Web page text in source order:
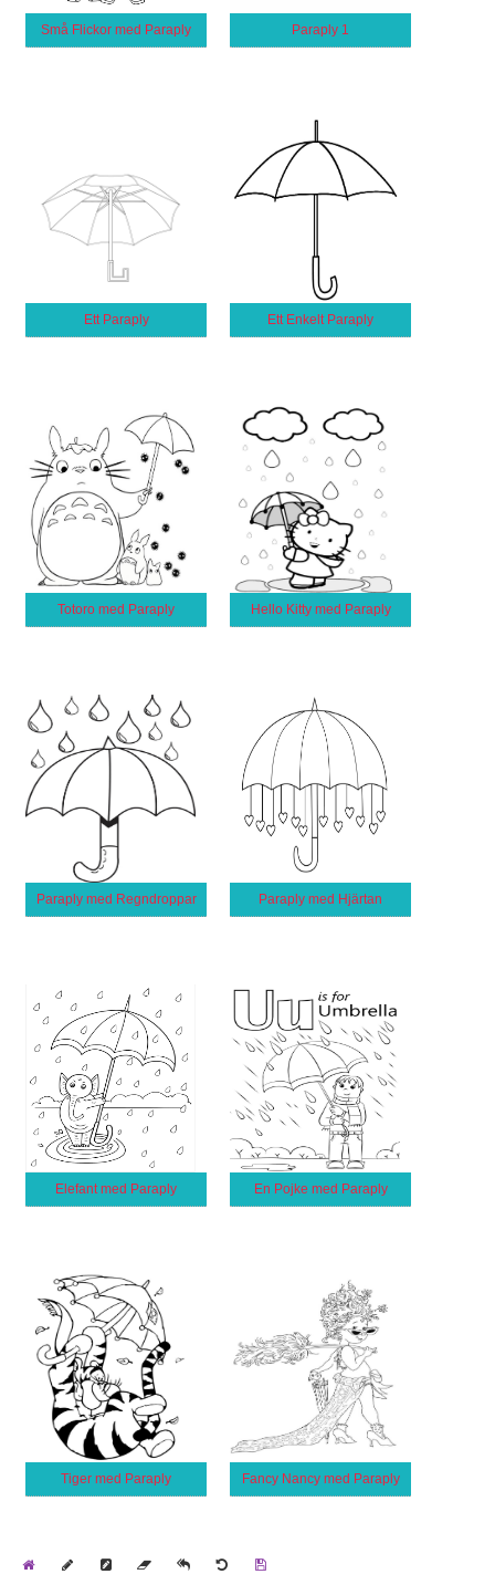
Små Flickor med Paraply Paraply 1
Ett Paraply Ett Enkelt Paraply
Totoro med Paraply Hello Kitty med Paraply
Paraply med Regndroppar Paraply med Hjärtan
Elefant med Paraply En Pojke med Paraply
Tiger med Paraply Fancy Nancy med Paraply